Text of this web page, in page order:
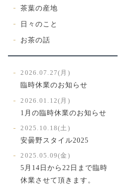
茶葉の産地
日々のこと
お茶の話
2026.07.27(月)
臨時休業のお知らせ
2026.01.12(月)
1月の臨時休業のお知らせ
2025.10.18(土)
安曇野スタイル2025
2025.05.09(金)
5月14日から22日まで臨時
休業させて頂きます。